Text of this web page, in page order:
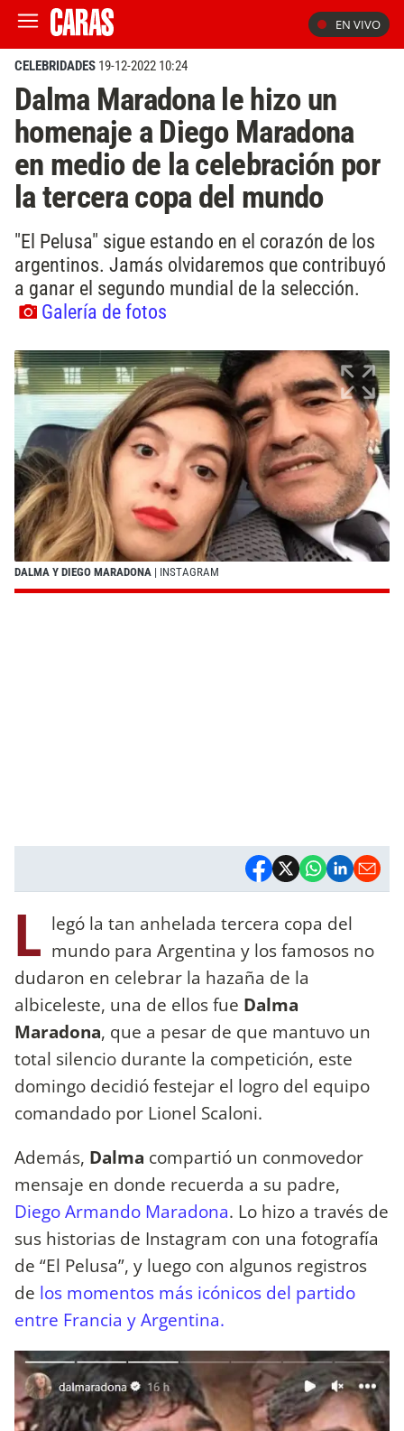
EN VIVO
CELEBRIDADES 19-12-2022 10:24
Dalma Maradona le hizo un
homenaje a Diego Maradona
en medio de la celebración por
la tercera copa del mundo
"El Pelusa" sigue estando en el corazón de los
argentinos. Jamás olvidaremos que contribuyó
a ganar el segundo mundial de la selección.
Galería de fotos
DALMA Y DIEGO MARADONA | INSTAGRAM
L legó la tan anhelada tercera copa del
mundo para Argentina y los famosos no
dudaron en celebrar la hazaña de la
albiceleste, una de ellos fue Dalma
Maradona, que a pesar de que mantuvo un
total silencio durante la competición, este
domingo decidió festejar el logro del equipo
comandado por Lionel Scaloni.
Además, Dalma compartió un conmovedor
mensaje en donde recuerda a su padre,
Diego Armando Maradona. Lo hizo a través de
sus historias de Instagram con una fotografía
de “El Pelusa”, y luego con algunos registros
de los momentos más icónicos del partido
entre Francia y Argentina.